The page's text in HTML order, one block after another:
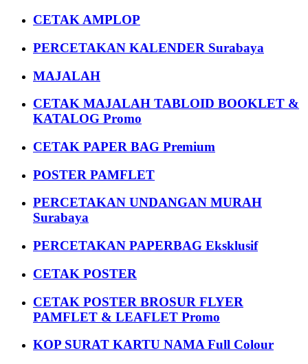
CETAK AMPLOP
PERCETAKAN KALENDER Surabaya
MAJALAH
CETAK MAJALAH TABLOID BOOKLET &
KATALOG Promo
CETAK PAPER BAG Premium
POSTER PAMFLET
PERCETAKAN UNDANGAN MURAH
Surabaya
PERCETAKAN PAPERBAG Eksklusif
CETAK POSTER
CETAK POSTER BROSUR FLYER
PAMFLET & LEAFLET Promo
KOP SURAT KARTU NAMA Full Colour